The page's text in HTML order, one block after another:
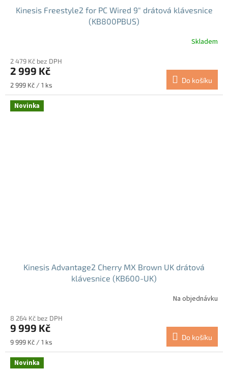
Kinesis Freestyle2 for PC Wired 9" drátová klávesnice
(KB800PBUS)
produktu
je
4,5
5
hvězdiček.
Skladem
2 479 Kč bez DPH
2 999 Kč
Měrná
cena:
2 999 Kč / 1 ks
Do košíku
Novinka
Kinesis Advantage2 Cherry MX Brown UK drátová
klávesnice (KB600-UK)
Na objednávku
8 264 Kč bez DPH
9 999 Kč
Měrná
cena:
9 999 Kč / 1 ks
Do košíku
Novinka